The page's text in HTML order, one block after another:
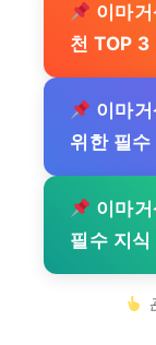
이마
천 TOP 3
이마
위한 필수
이마
필수 지식